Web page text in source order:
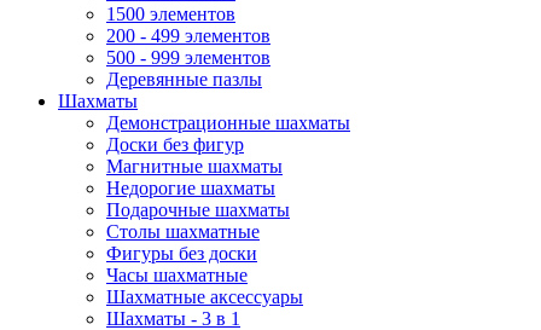
1500 элементов
200 - 499 элементов
500 - 999 элементов
Деревянные пазлы
Шахматы
Демонстрационные шахматы
Доски без фигур
Магнитные шахматы
Недорогие шахматы
Подарочные шахматы
Столы шахматные
Фигуры без доски
Часы шахматные
Шахматные аксессуары
Шахматы - 3 в 1